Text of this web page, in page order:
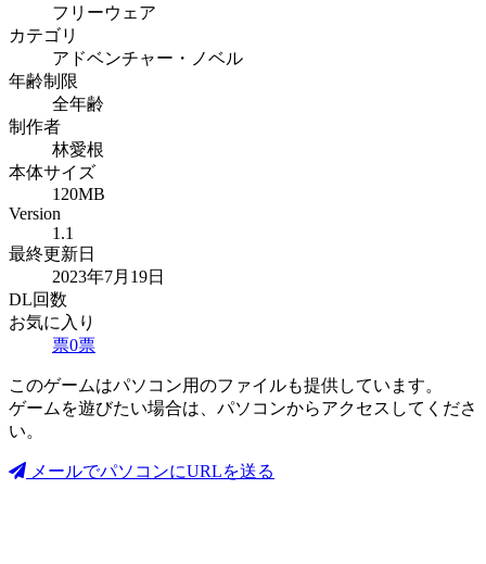
フリーウェア
カテゴリ
アドベンチャー・ノベル
年齢制限
全年齢
制作者
林愛根
本体サイズ
120MB
Version
1.1
最終更新日
2023年7月19日
DL回数
お気に入り
票0票
このゲームはパソコン用のファイルも提供しています。
ゲームを遊びたい場合は、パソコンからアクセスしてくださ
い。
メールでパソコンにURLを送る